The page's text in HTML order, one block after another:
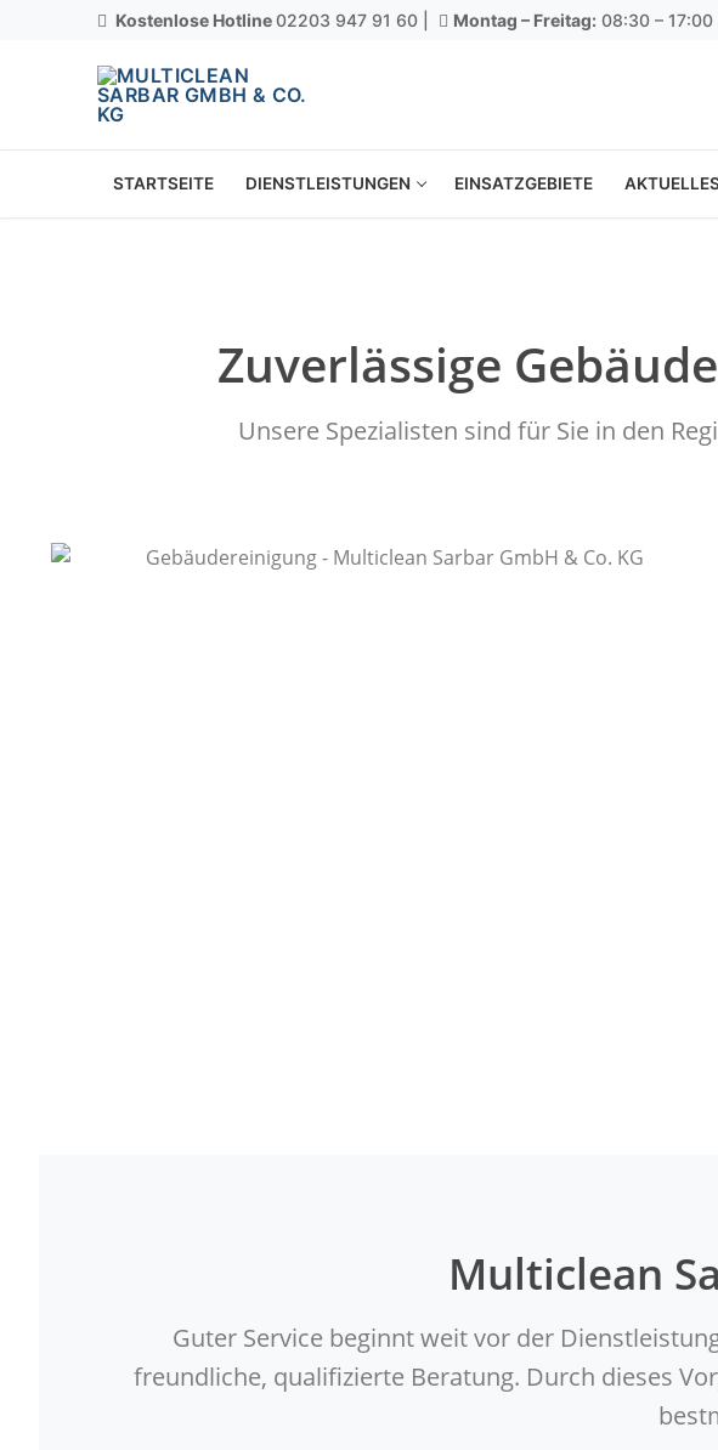
Kostenlose Hotline02203 947 91 60 | Montag – Freitag: 08:30 – 17:00
STARTSEITE DIENSTLEISTUNGEN EINSATZGEBIETE
Zuverlässige
Unsere Spezialisten sind für Sie in den
Multiclean
Guter Service beginnt weit vor der
freundliche, qualifizierte Beratung. Durch dieses